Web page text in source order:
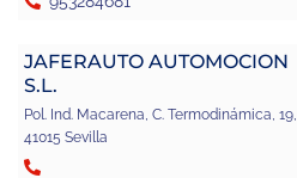
JAFERAUTO AUTOMOCION
S.L.
Pol. Ind. Macarena, C. Termodinámica, 19,
41015 Sevilla